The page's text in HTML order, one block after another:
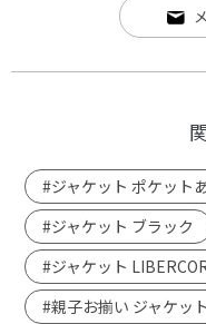
#ジャケット ポケット
#ジャケット ブラック
#ジャケット
#親子お揃い ジャケット